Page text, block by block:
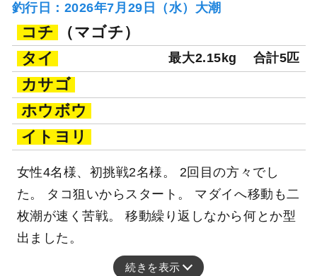
釣行日：2026年7月29日（水）大潮
コチ
（マゴチ）
タイ
最大2.15kg 合計5匹
カサゴ
ホウボウ
イトヨリ
女性4名様、初挑戦2名様。 2回目の方々でし
た。 タコ狙いからスタート。 マダイへ移動も二
枚潮が速く苦戦。 移動繰り返しなから何とか型
出ました。
続きを表示